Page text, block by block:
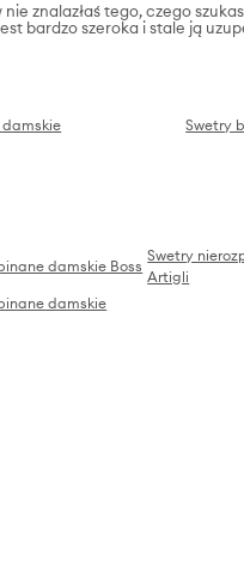
znalazłaś tego, czego
bardzo szeroka i stale ją
damskie Swetry
damskie Boss
Swetry
Artigli
damskie